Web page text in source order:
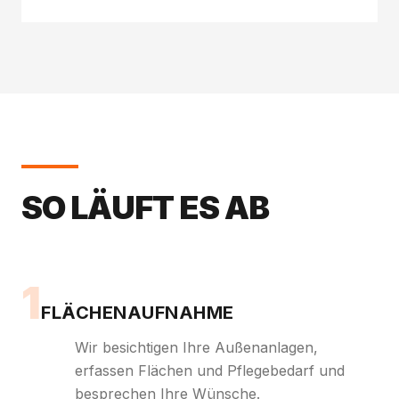
SO LÄUFT ES AB
1FLÄCHENAUFNAHME
Wir besichtigen Ihre Außenanlagen,
erfassen Flächen und Pflegebedarf und
besprechen Ihre Wünsche.